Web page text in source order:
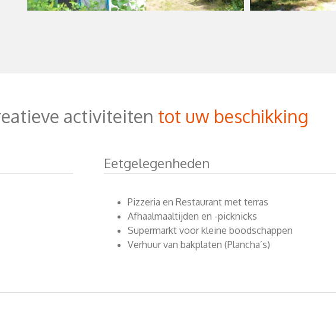
activiteiten tot uw beschikking
Eetgelegenheden
Pizzeria en Restaurant met terras
Afhaalmaaltijden en -picknicks
Supermarkt voor kleine boodschappen
Verhuur van bakplaten (Plancha’s)